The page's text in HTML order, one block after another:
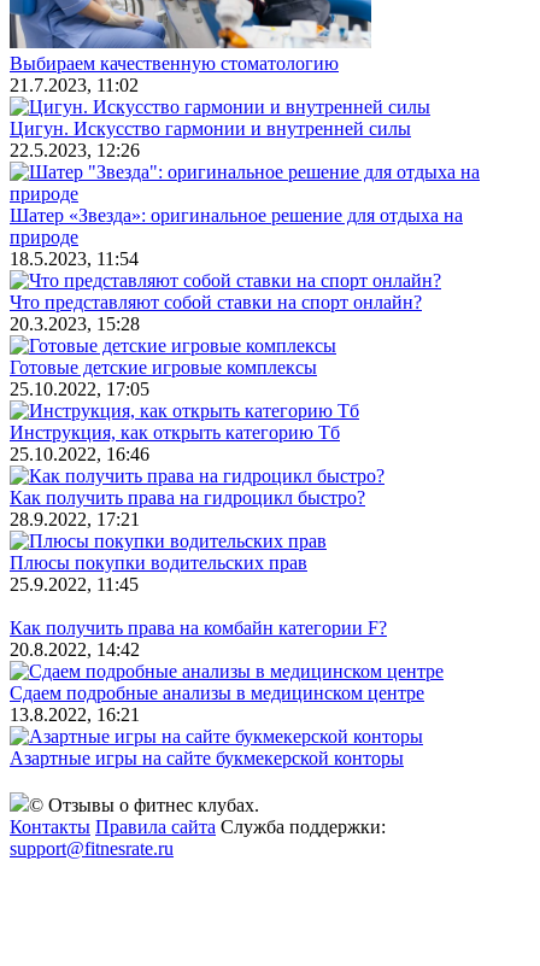
Выбираем качественную стоматологию
21.7.2023, 11:02
Цигун. Искусство гармонии и внутренней силы
22.5.2023, 12:26
Шатер «Звезда»: оригинальное решение для отдыха на
природе
18.5.2023, 11:54
Что представляют собой ставки на спорт онлайн?
20.3.2023, 15:28
Готовые детские игровые комплексы
25.10.2022, 17:05
Инструкция, как открыть категорию Тб
25.10.2022, 16:46
Как получить права на гидроцикл быстро?
28.9.2022, 17:21
Плюсы покупки водительских прав
25.9.2022, 11:45
Как получить права на комбайн категории F?
20.8.2022, 14:42
Сдаем подробные анализы в медицинском центре
13.8.2022, 16:21
Азартные игры на сайте букмекерской конторы
© Отзывы о фитнес клубах.
Контакты Правила сайта Служба поддержки:
support@fitnesrate.ru